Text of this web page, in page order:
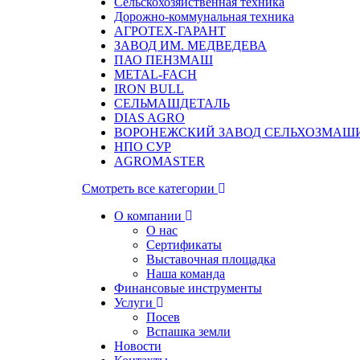
Дорожно-коммунальная техника
АГРОТЕХ-ГАРАНТ
ЗАВОД ИМ. МЕДВЕДЕВА
ПАО ПЕНЗМАШ
METAL-FACH
IRON BULL
СЕЛЬМАШДЕТАЛЬ
DIAS AGRO
ВОРОНЕЖСКИЙ ЗАВОД
НПО СУР
AGROMASTER
Смотреть все категории
О компании
О нас
Сертификаты
Выставочная площадка
Наша команда
Финансовые инструменты
Услуги
Посев
Вспашка земли
Новости